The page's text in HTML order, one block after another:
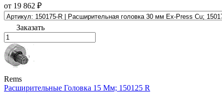
от 19 862 ₽
Заказать
Rems
Расширительные Головка 15 Мм; 150125 R